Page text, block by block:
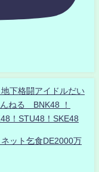
下格闘アイドルだい
ねる BNK48 ！
！STU48！SKE48
ット乞食DE2000万